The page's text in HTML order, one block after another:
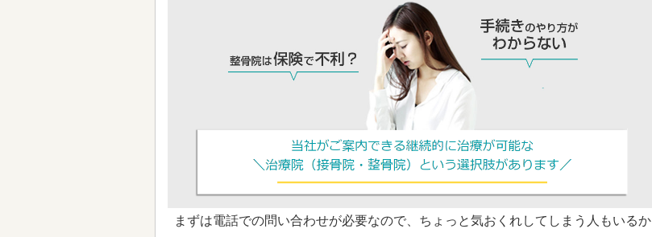
まずは電話での問い合わせが必要なので、ちょっと気おくれしてしまう人もいるか